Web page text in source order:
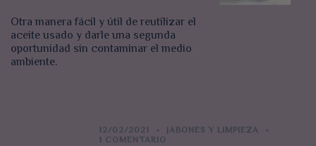
Otra manera fácil y útil de reutilizar el
aceite usado y darle una segunda
oportunidad sin contaminar el medio
ambiente.
12/02/2021
JABONES Y LIMPIEZA
1 COMENTARIO